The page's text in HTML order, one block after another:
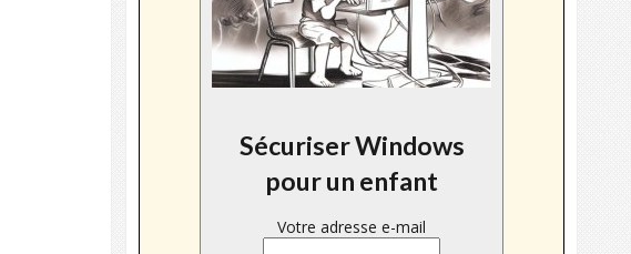
Sécuriser Windows
pour un enfant
Votre adresse e-mail